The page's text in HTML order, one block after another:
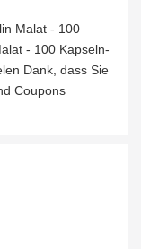
Malat - 100
- 100 Kapseln-
Dank, dass Sie
Coupons